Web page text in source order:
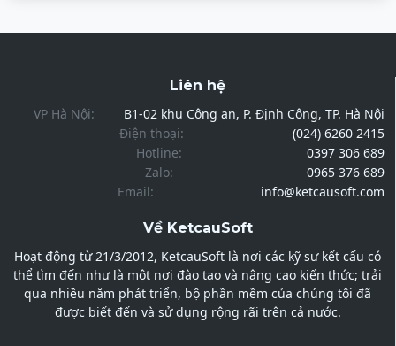
Liên hệ
VP Hà Nội:
B1-02 khu Công an, P. Định Công, TP. Hà Nội
Điện thoại:
(024) 6260 2415
Hotline:
0397 306 689
Zalo:
0965 376 689
Email:
info@ketcausoft.com
Về KetcauSoft
Hoạt động từ 21/3/2012, KetcauSoft là nơi các kỹ sư kết cấu có
thể tìm đến như là một nơi đào tạo và nâng cao kiến thức; trải
qua nhiều năm phát triển, bộ phần mềm của chúng tôi đã
được biết đến và sử dụng rộng rãi trên cả nước.